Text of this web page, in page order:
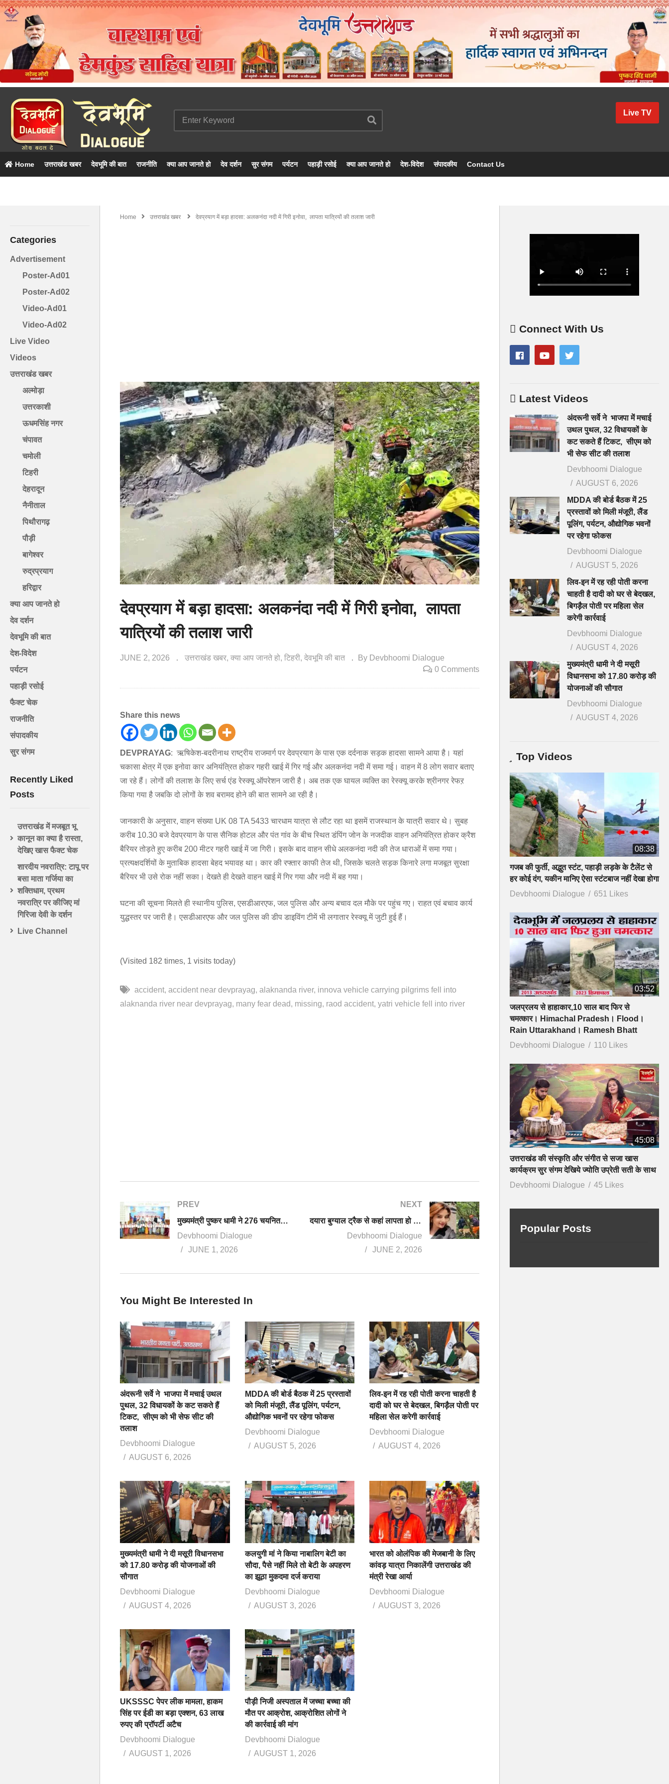
Live TV
Home उत्तराखंड खबर देवभूमि की बात राजनीति क्या आप जानते हो देव दर्शन सुर संगम पर्यटन पहाड़ी रसोई क्या आप जानते हो देश-विदेश संपादकीय Contact Us
Categories
Advertisement
Poster-Ad01
Poster-Ad02
Video-Ad01
Video-Ad02
Live Video
Videos
उत्तराखंड खबर
अल्मोड़ा
उत्तरकाशी
ऊधमसिंह नगर
चंपावत
चमोली
टिहरी
देहरादून
नैनीताल
पिथौरागढ़
पौड़ी
बागेश्वर
रुद्रप्रयाग
हरिद्वार
क्या आप जानते हो
देव दर्शन
देवभूमि की बात
देश-विदेश
पर्यटन
पहाड़ी रसोई
फैक्ट चेक
राजनीति
संपादकीय
सुर संगम
Recently Liked
Posts
उत्तराखंड में मजबूत भू
कानून का क्या है रास्ता,
देखिए खास फैक्ट चेक
शारदीय नवरात्रि: टापू पर
बसा माता गर्जिया का
शक्तिधाम, प्रथम
नवरात्रि पर कीजिए मां
गिरिजा देवी के दर्शन
Live Channel
Home उत्तराखंड खबर देवप्रयाग में बड़ा हादसा: अलकनंदा नदी में गिरी इनोवा, लापता यात्रियों की तलाश जारी
देवप्रयाग में बड़ा हादसा: अलकनंदा नदी में गिरी इनोवा, लापता
यात्रियों की तलाश जारी
JUNE 2, 2026 उत्तराखंड खबर क्या आप जानते हो टिहरी देवभूमि की बात
By Devbhoomi Dialogue
0 Comments
Share this news
DEVPRAYAG: ऋषिकेश-बदरीनाथ राष्ट्रीय राजमार्ग पर देवप्रयाग के पास एक दर्दनाक सड़क हादसा सामने आया है। यहां
चकासा क्षेत्र में एक इनोवा कार अनियंत्रित होकर गहरी खाई में गिर गई और अलकनंदा नदी में समा गई। वाहन में 8 लोग सवार बताए
जा रहे हैं। लोगों की तलाश के लिए सर्च एंड रेस्क्यू ऑपरेशन जारी है। अब तक एक घायल व्यक्ति का रेस्क्यू करके श्रीनगर रेफऱ
किया गया है जबकि दो लोगों के शव बरामद होने की बात सामने आ रही है।
जानकारी के अनुसार, वाहन संख्या UK 08 TA 5433 चारधाम यात्रा से लौट रहा था इसमें राजस्थान के यात्री सवार थे। सुबह
करीब 10.30 बजे देवप्रयाग के पास सैनिक होटल और पंत गांव के बीच स्थित डंपिंग जोन के नजदीक वाहन अनियंत्रित होकर क्रैश
बैरियर तोड़ते हुए करीब 200 मीटर गहरी खाई में जा गिरी। इसके बाद वाहन सीधे अलकनंदा नदी की तेज धाराओं में समा गया।
प्रत्यक्षदर्शियों के मुताबिक हादसा बेहद भयावह था। कार की रफ्तार काफी तेज थी, जिसके चलते सड़क किनारे लगा मजबूत सुरक्षा
बैरियर भी उसे रोक नहीं सका। देखते ही देखते वाहन खाई में गिर गया और नदी में बह गया।
घटना की सूचना मिलते ही स्थानीय पुलिस, एसडीआरएफ, जल पुलिस और अन्य बचाव दल मौके पर पहुंच गए। राहत एवं बचाव कार्य
युद्धस्तर पर जारी है। एसडीआरएफ और जल पुलिस की डीप डाइविंग टीमें भी लगातार रेस्क्यू में जुटी हुई हैं।
(Visited 182 times, 1 visits today)
accident accident near devprayag alaknanda river innova vehicle carrying pilgrims fell into
alaknanda river near devprayag many fear dead missing raod accident yatri vehicle fell into river
PREV
मुख्यमंत्री पुष्कर धामी ने 276 चयनित अभ्यर्थियों को वितरित किए नियुक्ति पत्र
Devbhoomi Dialogue
JUNE 1, 2026
NEXT
दयारा बुग्याल ट्रैक से कहां लापता हो गई बबीता पांडेय? आखिरी बार रैथल में देखी गई
Devbhoomi Dialogue
JUNE 2, 2026
You Might Be Interested In
अंदरूनी सर्वे ने भाजपा में मचाई उथल
पुथल, 32 विधायकों के कट सकते हैं
टिकट, सीएम को भी सेफ सीट की
तलाश
Devbhoomi Dialogue
AUGUST 6, 2026
MDDA की बोर्ड बैठक में 25 प्रस्तावों
को मिली मंजूरी, लैंड पूलिंग, पर्यटन,
औद्योगिक भवनों पर रहेगा फोकस
Devbhoomi Dialogue
AUGUST 5, 2026
लिव-इन में रह रही पोती करना चाहती है
दादी को घर से बेदखल, बिगड़ैल पोती पर
महिला सेल करेगी कार्रवाई
Devbhoomi Dialogue
AUGUST 4, 2026
मुख्यमंत्री धामी ने दी मसूरी विधानसभा
को 17.80 करोड़ की योजनाओं की
सौगात
Devbhoomi Dialogue
AUGUST 4, 2026
कलयुगी मां ने किया नाबालिग बेटी का
सौदा, पैसे नहीं मिले तो बेटी के अपहरण
का झूठा मुकदमा दर्ज कराया
Devbhoomi Dialogue
AUGUST 3, 2026
भारत को ओलंपिक की मेजबानी के लिए
कांवड़ यात्रा निकालेंगी उत्तराखंड की
मंत्री रेखा आर्या
Devbhoomi Dialogue
AUGUST 3, 2026
UKSSSC पेपर लीक मामला, हाकम
सिंह पर ईडी का बड़ा एक्शन, 63 लाख
रुपए की प्रॉपर्टी अटैच
Devbhoomi Dialogue
AUGUST 1, 2026
पौड़ी निजी अस्पताल में जच्चा बच्चा की
मौत पर आक्रोश, आक्रोशित लोगों ने
की कार्रवाई की मांग
Devbhoomi Dialogue
AUGUST 1, 2026
Connect With Us
Latest Videos
अंदरूनी सर्वे ने भाजपा में मचाई
उथल पुथल, 32 विधायकों के
कट सकते हैं टिकट, सीएम को
भी सेफ सीट की तलाश
Devbhoomi Dialogue
AUGUST 6, 2026
MDDA की बोर्ड बैठक में 25
प्रस्तावों को मिली मंजूरी, लैंड
पूलिंग, पर्यटन, औद्योगिक भवनों
पर रहेगा फोकस
Devbhoomi Dialogue
AUGUST 5, 2026
लिव-इन में रह रही पोती करना
चाहती है दादी को घर से बेदखल,
बिगड़ैल पोती पर महिला सेल
करेगी कार्रवाई
Devbhoomi Dialogue
AUGUST 4, 2026
मुख्यमंत्री धामी ने दी मसूरी
विधानसभा को 17.80 करोड़ की
योजनाओं की सौगात
Devbhoomi Dialogue
AUGUST 4, 2026
Top Videos
08:38
गजब की फुर्ती, अद्भुत स्टंट, पहाड़ी लड़के के टैलेंट से
हर कोई दंग, यकीन मानिए ऐसा स्टंटबाज नहीं देखा होगा
Devbhoomi Dialogue
651 Likes
03:52
जलप्रलय से हाहाकार,10 साल बाद फिर से
चमत्कार। Himachal Pradesh। Flood।
Rain Uttarakhand। Ramesh Bhatt
Devbhoomi Dialogue
110 Likes
45:08
उत्तराखंड की संस्कृति और संगीत से सजा खास
कार्यक्रम सुर संगम देखिये ज्योति उप्रेती सती के साथ
Devbhoomi Dialogue
45 Likes
Popular Posts